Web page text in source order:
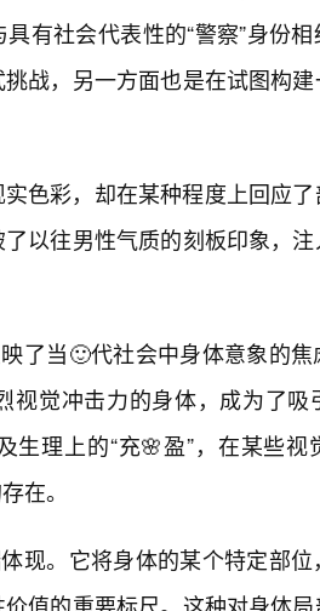
有社会代表性的“警察”身份相
战，另一方面也是在试图构
色彩，却在某种程度上回应
以往男性气质的刻板印象，
了当🙂代社会中身体意象的
视觉冲击力的身体，成为了吸
生理上的“充🌸盈”，在某些视
在。
现。它将身体的某个特定部